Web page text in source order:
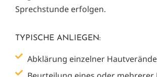
Sprechstunde erfolgen.
TYPISCHE ANLIEGEN:
Abklärung einzelner